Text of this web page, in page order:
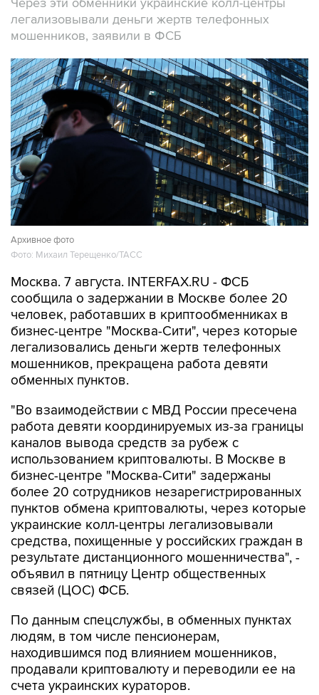
Через эти обменники украинские колл-центры
легализовывали деньги жертв телефонных
мошенников, заявили в ФСБ
Архивное фото
Фото: Михаил Терещенко/ТАСС
Москва. 7 августа. INTERFAX.RU - ФСБ
сообщила о задержании в Москве более 20
человек, работавших в криптообменниках в
бизнес-центре "Москва-Сити", через которые
легализовались деньги жертв телефонных
мошенников, прекращена работа девяти
обменных пунктов.
"Во взаимодействии с МВД России пресечена
работа девяти координируемых из-за границы
каналов вывода средств за рубеж с
использованием криптовалюты. В Москве в
бизнес-центре "Москва-Сити" задержаны
более 20 сотрудников незарегистрированных
пунктов обмена криптовалюты, через которые
украинские колл-центры легализовывали
средства, похищенные у российских граждан в
результате дистанционного мошенничества", -
объявил в пятницу Центр общественных
связей (ЦОС) ФСБ.
По данным спецслужбы, в обменных пунктах
людям, в том числе пенсионерам,
находившимся под влиянием мошенников,
продавали криптовалюту и переводили ее на
счета украинских кураторов.